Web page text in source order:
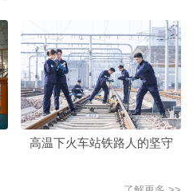
高温下火车站铁路人的坚守